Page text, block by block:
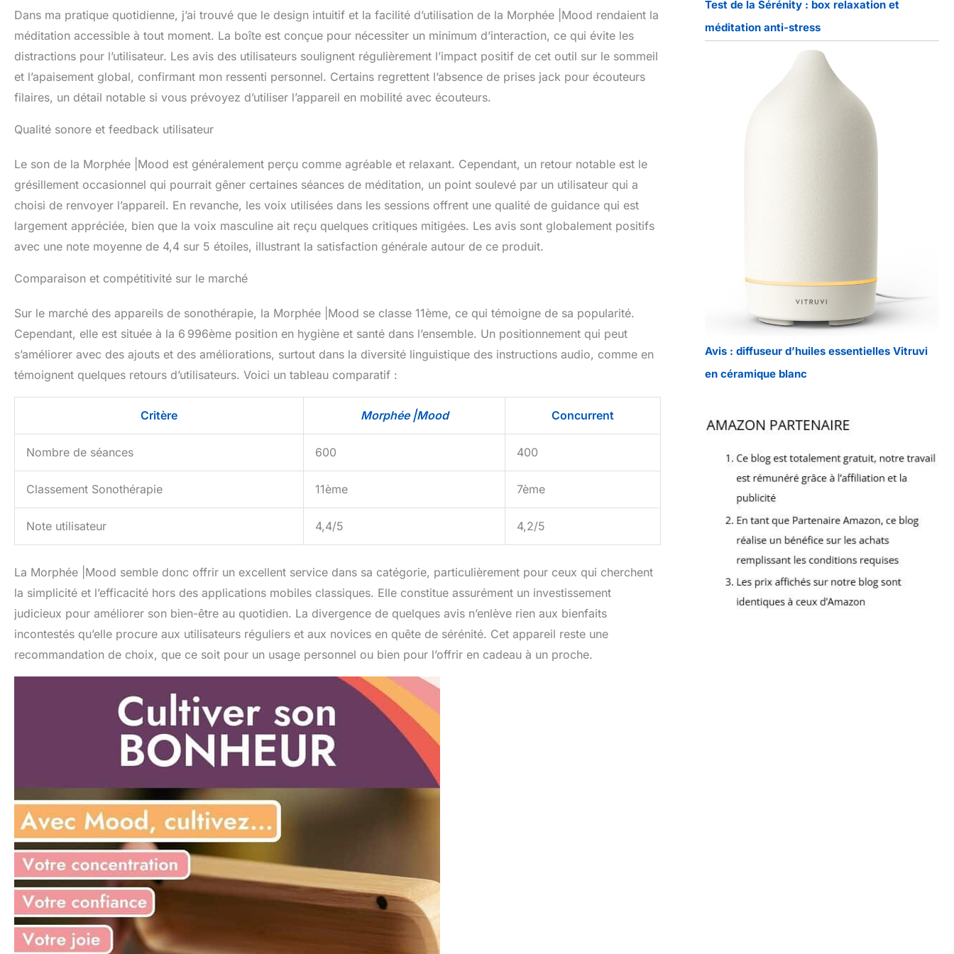
Dans ma pratique quotidienne, j’ai trouvé que le design intuitif et la facilité d’utilisation de la Morphée |Mood rendaient la
méditation accessible à tout moment. La boîte est conçue pour nécessiter un minimum d’interaction, ce qui évite les
distractions pour l’utilisateur. Les avis des utilisateurs soulignent régulièrement l’impact positif de cet outil sur le sommeil
et l’apaisement global, confirmant mon ressenti personnel. Certains regrettent l’absence de prises jack pour écouteurs
filaires, un détail notable si vous prévoyez d’utiliser l’appareil en mobilité avec écouteurs.
Qualité sonore et feedback utilisateur
Le son de la Morphée |Mood est généralement perçu comme agréable et relaxant. Cependant, un retour notable est le
grésillement occasionnel qui pourrait gêner certaines séances de méditation, un point soulevé par un utilisateur qui a
choisi de renvoyer l’appareil. En revanche, les voix utilisées dans les sessions offrent une qualité de guidance qui est
largement appréciée, bien que la voix masculine ait reçu quelques critiques mitigées. Les avis sont globalement positifs
avec une note moyenne de 4,4 sur 5 étoiles, illustrant la satisfaction générale autour de ce produit.
Comparaison et compétitivité sur le marché
Sur le marché des appareils de sonothérapie, la Morphée |Mood se classe 11ème, ce qui témoigne de sa popularité.
Cependant, elle est située à la 6 996ème position en hygiène et santé dans l’ensemble. Un positionnement qui peut
s’améliorer avec des ajouts et des améliorations, surtout dans la diversité linguistique des instructions audio, comme en
témoignent quelques retours d’utilisateurs. Voici un tableau comparatif :
Critère Morphée |Mood Concurrent
Nombre de séances 600 400
Classement Sonothérapie 11ème 7ème
Note utilisateur 4,4/5 4,2/5
La Morphée |Mood semble donc offrir un excellent service dans sa catégorie, particulièrement pour ceux qui cherchent
la simplicité et l’efficacité hors des applications mobiles classiques. Elle constitue assurément un investissement
judicieux pour améliorer son bien-être au quotidien. La divergence de quelques avis n’enlève rien aux bienfaits
incontestés qu’elle procure aux utilisateurs réguliers et aux novices en quête de sérénité. Cet appareil reste une
recommandation de choix, que ce soit pour un usage personnel ou bien pour l’offrir en cadeau à un proche.
Test de la Sérénity : box relaxation et
méditation anti-stress
Avis : diffuseur d’huiles essentielles Vitruvi
en céramique blanc